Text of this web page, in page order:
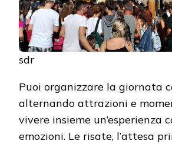
sdr
Puoi organizzare la giornata
alternando attrazioni e
vivere insieme un’esperienza
emozioni. Le risate, l’attesa